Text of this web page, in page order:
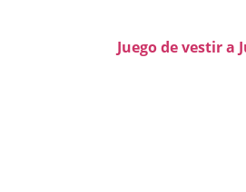
Juego de vestir a